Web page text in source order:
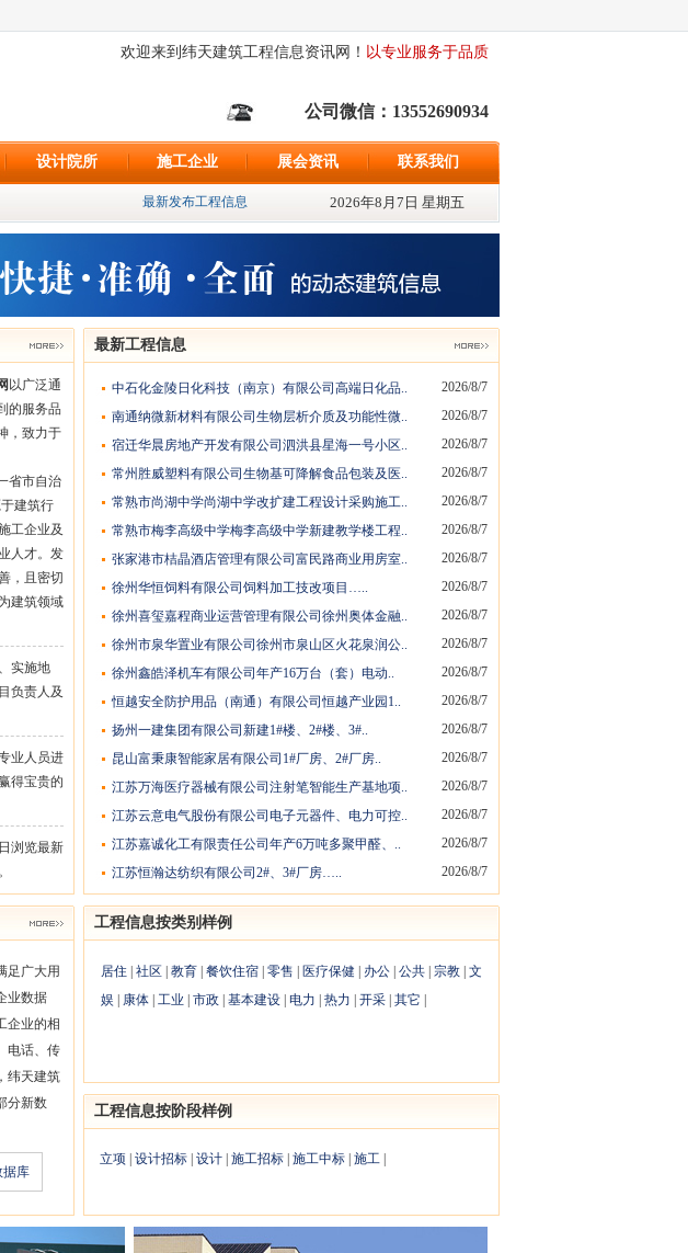
欢迎来到纬天建筑工程信息资讯网！ 以专业服务于品质
公司微信：13552690934
设计院所 施工企业 展会资讯 联系我们
最新发布工程信息500条、最新发布招标资讯{598}条、最新发布采购信息{522}条; 追求独家
2026年8月7日 星期五
以广泛通
的服务品
，致力于
省市自治
建筑行
工企业及
人才。发
，且密切
建筑领域
实施地
负责人及
业人员进
得宝贵的
浏览最新
足广大用
业数据
企业的相
电话、传
纬天建筑
分新数
据库
最新工程信息
中石化金陵日化科技（南京）有限公司高端日化品..
2026/8/7
南通纳微新材料有限公司生物层析介质及功能性微..
2026/8/7
宿迁华晨房地产开发有限公司泗洪县星海一号小区..
2026/8/7
常州胜威塑料有限公司生物基可降解食品包装及医..
2026/8/7
常熟市尚湖中学尚湖中学改扩建工程设计采购施工..
2026/8/7
常熟市梅李高级中学梅李高级中学新建教学楼工程..
2026/8/7
张家港市桔晶酒店管理有限公司富民路商业用房室..
2026/8/7
徐州华恒饲料有限公司饲料加工技改项目…..
2026/8/7
徐州喜玺嘉程商业运营管理有限公司徐州奥体金融..
2026/8/7
徐州市泉华置业有限公司徐州市泉山区火花泉润公..
2026/8/7
徐州鑫皓泽机车有限公司年产16万台（套）电动..
2026/8/7
恒越安全防护用品（南通）有限公司恒越产业园1..
2026/8/7
扬州一建集团有限公司新建1#楼、2#楼、3#..
2026/8/7
昆山富秉康智能家居有限公司1#厂房、2#厂房..
2026/8/7
江苏万海医疗器械有限公司注射笔智能生产基地项..
2026/8/7
江苏云意电气股份有限公司电子元器件、电力可控..
2026/8/7
江苏嘉诚化工有限责任公司年产6万吨多聚甲醛、..
2026/8/7
江苏恒瀚达纺织有限公司2#、3#厂房…..
2026/8/7
工程信息按类别样例
居住 社区 教育 餐饮住宿 零售 医疗保健 办公 公共 宗教 文
娱
康体 工业 市政 基本建设 电力 热力 开采 其它
工程信息按阶段样例
立项 设计招标 设计 施工招标 施工中标 施工